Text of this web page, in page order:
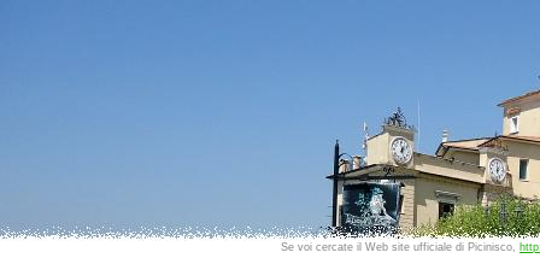
Se voi cercate il Web site ufficiale di Picinisco,